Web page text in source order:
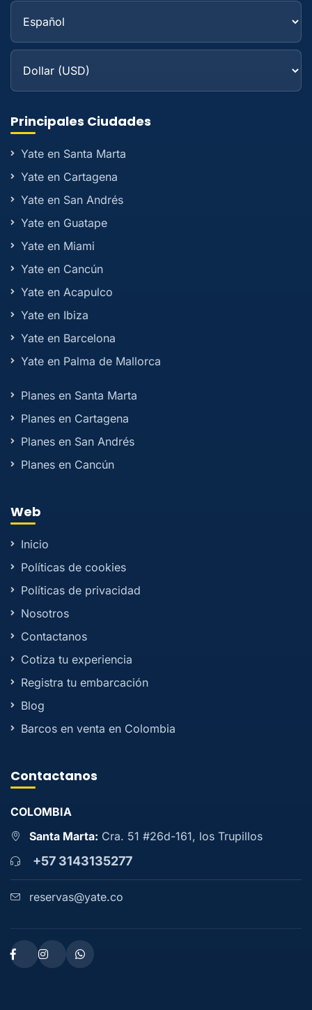
Principales Ciudades
Yate en Santa Marta
Yate en Cartagena
Yate en San Andrés
Yate en Guatape
Yate en Miami
Yate en Cancún
Yate en Acapulco
Yate en Ibiza
Yate en Barcelona
Yate en Palma de Mallorca
Planes en Santa Marta
Planes en Cartagena
Planes en San Andrés
Planes en Cancún
Web
Inicio
Políticas de cookies
Políticas de privacidad
Nosotros
Contactanos
Cotiza tu experiencia
Registra tu embarcación
Blog
Barcos en venta en Colombia
Contactanos
COLOMBIA
Santa Marta: Cra. 51 #26d-161, los Trupillos
+57 3143135277
reservas@yate.co